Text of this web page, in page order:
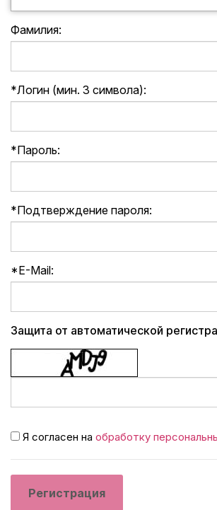
Фамилия:
*Логин (мин. 3 символа):
*Пароль:
*Подтверждение пароля:
*E-Mail:
Защита от автоматической
Я согласен на обработку